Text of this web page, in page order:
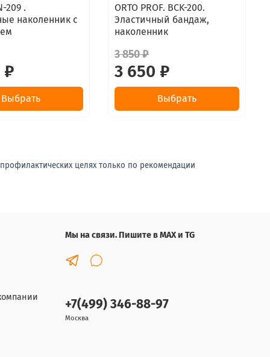
209 .
наколенник с
₽
Выбрать
ORTO PROF. BCK-200.
Эластичный бандаж,
наколенник
3 850 ₽
3 650 ₽
Выбрать
целях только по рекомендации
Мы на связи. Пишите в MAX и TG
+7(499) 346-88-97
Москва